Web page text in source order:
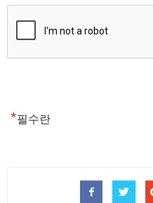
*필수란